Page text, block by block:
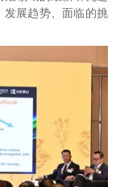
展趋势、面临的挑